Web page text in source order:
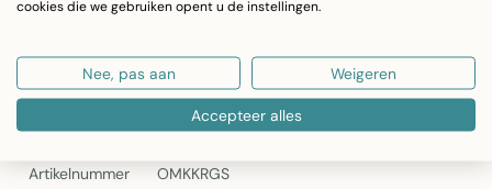
Gewicht: 5,4 kg
Kruk Koe Grijs Rond 45cm van Mars & More
Artikelnummer
OMKKRGS
cookies die we gebruiken opent u de instellingen.
Nee, pas aan Weigeren
Accepteer alles